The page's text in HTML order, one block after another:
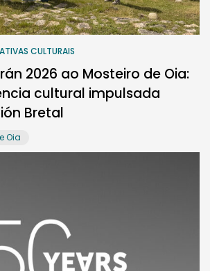
CULTURAIS
2026 ao Mosteiro de Oia:
cultural impulsada
Bretal
Oia